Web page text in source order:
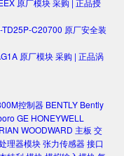
TD25P-C20700 原厂安全装
原厂模块 采购 | 正品涡
控制器 BENTLY Bently
GE HONEYWELL
WOODWARD 主板 交
理器模块张力传感器接口